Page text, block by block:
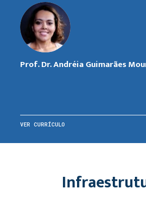
Prof. Dr. Andréia Guimarães
VER CURRÍCULO